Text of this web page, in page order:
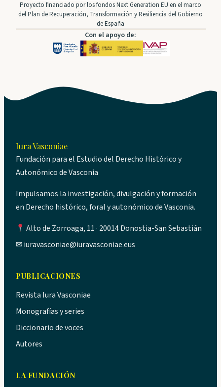
Proyecto financiado por los fondos Next Generation EU en el marco
del Plan de Recuperación, Transformación y Resiliencia del Gobierno
de España
Con el apoyo de:
Iura Vasconiae
Fundación para el Estudio del Derecho Histórico y
Autonómico de Vasconia
Impulsamos la investigación, divulgación y formación
en Derecho histórico, foral y autonómico de Vasconia.
Alto de Zorroaga, 11 · 20014 Donostia-San Sebastián
✉iuravasconiae@iuravasconiae.eus
PUBLICACIONES
Revista Iura Vasconiae
Monografías y series
Diccionario de voces
Autores
LA FUNDACIÓN